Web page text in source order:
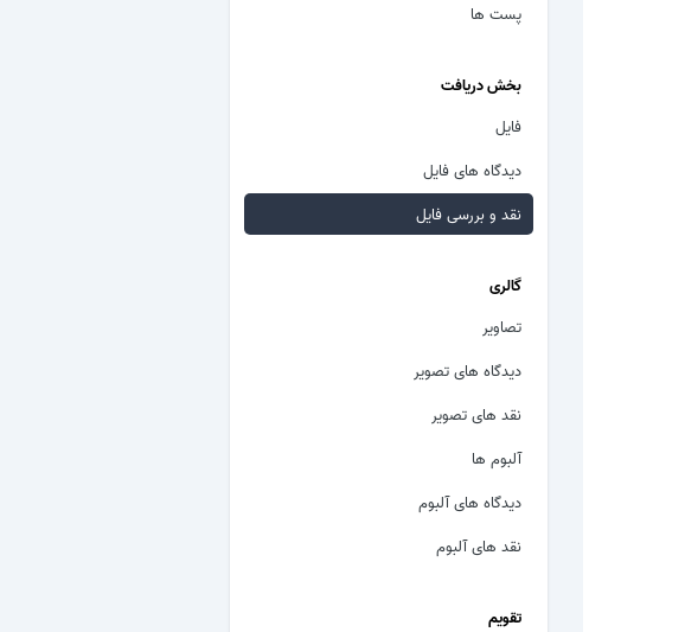
پست ها
بخش دریافت
فایل
دیدگاه های فایل
نقد و بررسی فایل
گالری
تصاویر
دیدگاه های تصویر
نقد های تصویر
آلبوم ها
دیدگاه های آلبوم
نقد های آلبوم
تقویم